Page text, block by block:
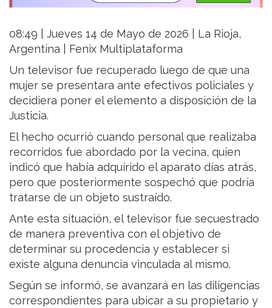
08:49 | Jueves 14 de Mayo de 2026 | La Rioja,
Argentina | Fenix Multiplataforma
Un televisor fue recuperado luego de que una
mujer se presentara ante efectivos policiales y
decidiera poner el elemento a disposición de la
Justicia.
El hecho ocurrió cuando personal que realizaba
recorridos fue abordado por la vecina, quien
indicó que había adquirido el aparato días atrás,
pero que posteriormente sospechó que podría
tratarse de un objeto sustraído.
Ante esta situación, el televisor fue secuestrado
de manera preventiva con el objetivo de
determinar su procedencia y establecer si
existe alguna denuncia vinculada al mismo.
Según se informó, se avanzará en las diligencias
correspondientes para ubicar a su propietario y